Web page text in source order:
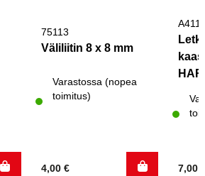
75113
Väliliitin 8 x 8 mm
Varastossa (nopea
toimitus)
4,00 € 7,00